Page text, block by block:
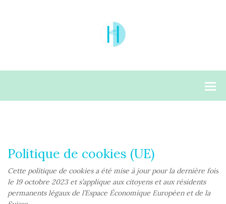
Politique de cookies (UE)
Cette politique de cookies a été mise à jour pour la dernière fois
le 19 octobre 2023 et s’applique aux citoyens et aux résidents
permanents légaux de l’Espace Économique Européen et de la